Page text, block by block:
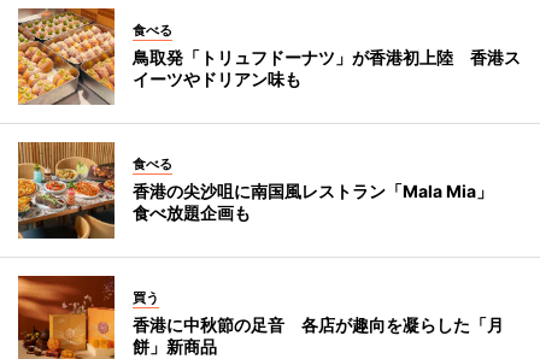
食べる
鳥取発「トリュフドーナツ」が香港初上陸 香港ス
イーツやドリアン味も
食べる
香港の尖沙咀に南国風レストラン「Mala Mia」
食べ放題企画も
買う
香港に中秋節の足音 各店が趣向を凝らした「月
餅」新商品